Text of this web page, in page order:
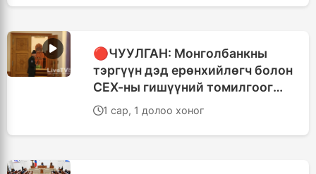
🔴ЧУУЛГАН: Монголбанкны
тэргүүн дэд ерөнхийлөгч болон
СЕХ-ны гишүүний томилгоог
хэлэлцэнэ
1 сар, 1 долоо хоног